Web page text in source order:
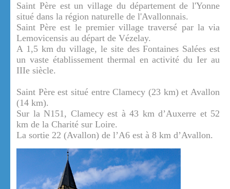
Saint Père est un village du département de l'Yonne
situé dans la région naturelle de l'Avallonnais.
Saint Père est le premier village traversé par la via
Lemovicensis au départ de Vézelay.
A 1,5 km du village, le site des Fontaines Salées est
un vaste établissement thermal en activité du Ier au
IIIe siècle.
Saint Père est situé entre Clamecy (23 km) et Avallon
(14 km).
Sur la N151, Clamecy est à 43 km d’Auxerre et 52
km de la Charité sur Loire.
La sortie 22 (Avallon) de l’A6 est à 8 km d’Avallon.